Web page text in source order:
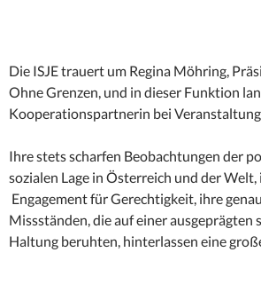
Die ISJE trauert um Regina Möhring,
Ohne Grenzen, und in dieser Funktion
Kooperationspartnerin bei
Ihre stets scharfen Beobachtungen der
sozialen Lage in Österreich und der
Engagement für Gerechtigkeit, ihre
Missständen, die auf einer ausgeprägten
Haltung beruhten, hinterlassen eine